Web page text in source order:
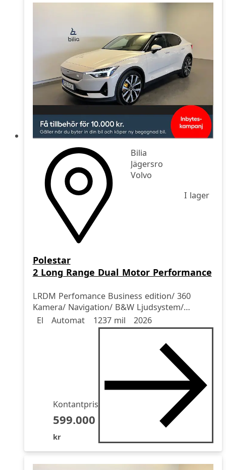
Bilia
Jägersro
Volvo
I lager
Polestar
2 Long Range Dual Motor Performance
LRDM Perfomance Business edition/ 360
Kamera/ Navigation/ B&W Ljudsystem/
Panorama/
Drivmedel
El
Drivmedel
Automat
Miltal 1237 mil
årsmodell 2026
Kontantpris
599.000
kr